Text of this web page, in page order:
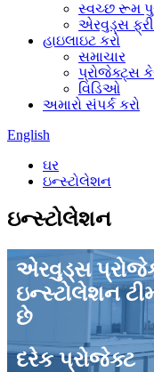
સ્વચ્છ રૂમ
એરવુડ્સ
હાઇલાઇટ કરો
સમાચાર
પ્રોજેક્ટ્સ
વિડિઓ
અમારો સંપર્ક કરો
English
ઘર
ઇન્સ્ટોલેશન
ઇન્સ્ટોલેશન
એરવુડ્સ
ઇન્સ્ટોલેશન
છે
દરેક પ્રોજેક્ટ